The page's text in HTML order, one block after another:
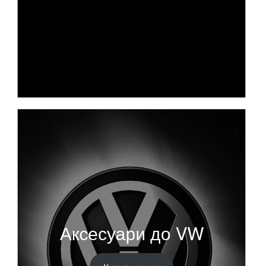
Аксесуари до VW